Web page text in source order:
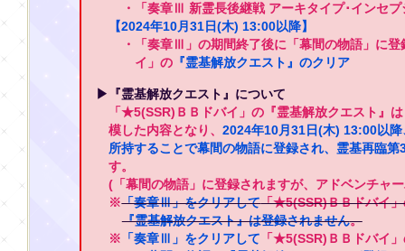
・「奏章Ⅲ 新霊長後継戦 アーキタイプ･インセプ
【2024年10月31日(木) 13:00以降】
・「奏章Ⅲ」の期間終了後に「幕間の物語」に
イ」の 『霊基解放クエスト』のクリア
▶『霊基解放クエスト』について
「★5(SSR)ＢＢドバイ」の『霊基解放クエスト』
模した内容となり、2024年10月31日(木) 13:00以
所持することで幕間の物語に登録され、霊基再臨
す。
(「幕間の物語」に登録されますが、アドベンチャ
※「奏章Ⅲ」をクリアして「★5(SSR)ＢＢドバイ
『霊基解放クエスト』は登録されません。
※ 「奏章Ⅲ」をクリアして 「★5(SSR)ＢＢドバイ